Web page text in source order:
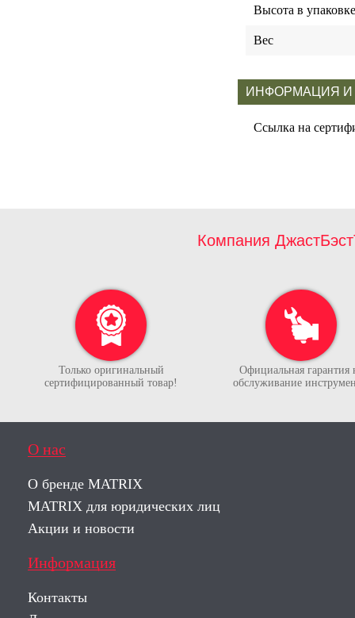
Высота в упаковке
Вес
ИНФОРМАЦИЯ И
Ссылка на
Компания
Только оригинальный
сертифицированный товар!
Официальная гарантия
обслуживание
О нас
О бренде MATRIX
MATRIX для юридических лиц
Акции и новости
Информация
Контакты